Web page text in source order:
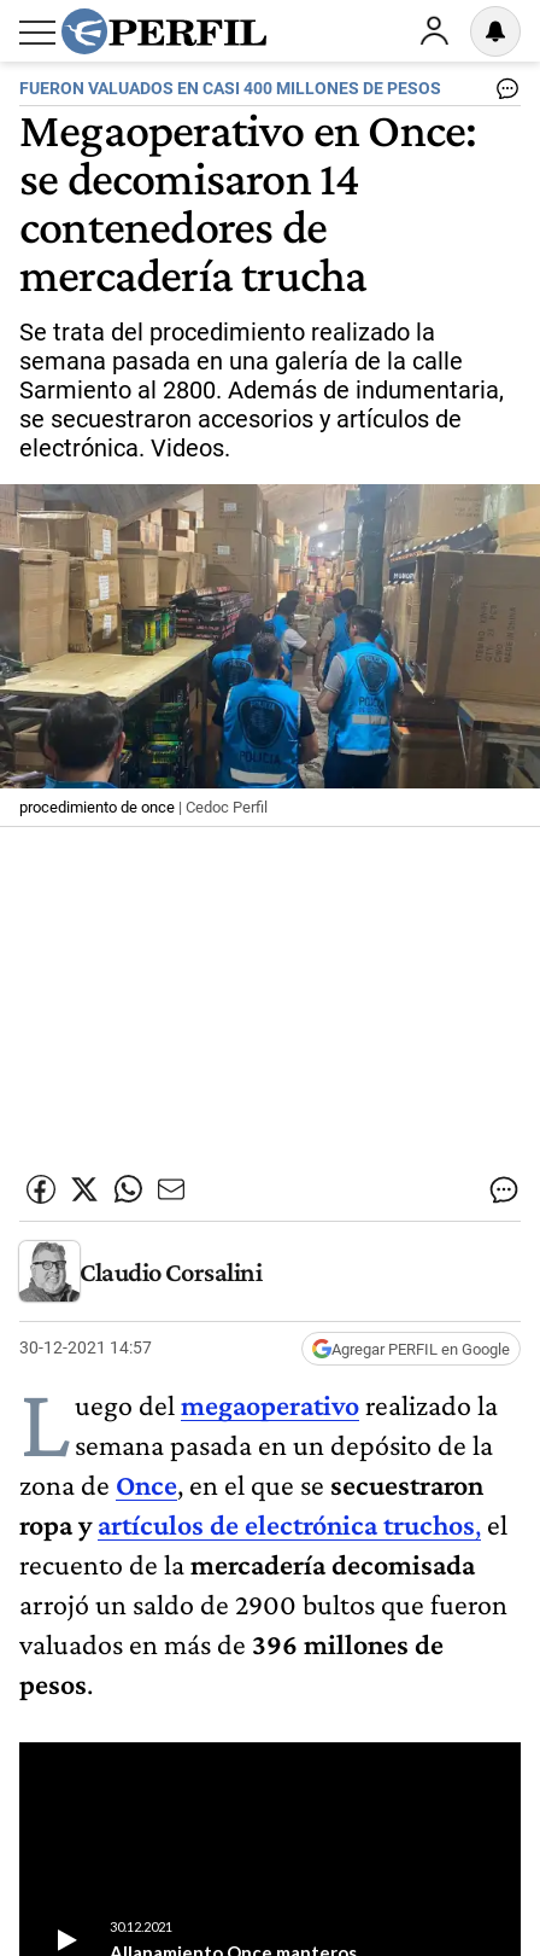
FUERON VALUADOS EN CASI 400 MILLONES DE PESOS
Megaoperativo en Once:
se decomisaron 14
contenedores de
mercadería trucha
Se trata del procedimiento realizado la
semana pasada en una galería de la calle
Sarmiento al 2800. Además de indumentaria,
se secuestraron accesorios y artículos de
electrónica. Videos.
procedimiento de once | Cedoc Perfil
Claudio Corsalini
30-12-2021 14:57 Agregar PERFIL en Google
Luego del megaoperativorealizado la
semana pasada en un depósito de la
zona de Once, en el que se secuestraron
ropa yartículos de electrónica truchos, el
recuento de lamercadería decomisada
arrojó un saldo de 2900 bultos que fueron
valuados en más de 396 millones de
pesos.